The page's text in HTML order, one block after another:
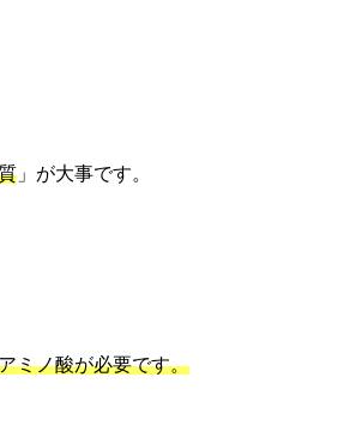
」が大事です。
ミノ酸が必要です。